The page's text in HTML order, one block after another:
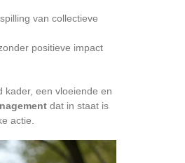
van collectieve
positieve impact
kader, een vloeiende en
dat in staat is
actie.